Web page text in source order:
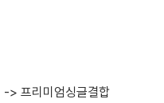
> 프리미엄싱글결합